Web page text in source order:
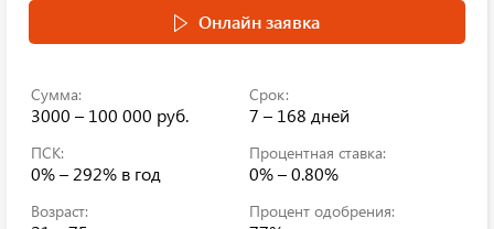
Онлайн заявка
Сумма:
3000 – 100 000 руб.
Срок:
7 – 168 дней
ПСК:
0% – 292% в год
Процентная ставка:
0% – 0.80%
Возраст: Процент одобрения: